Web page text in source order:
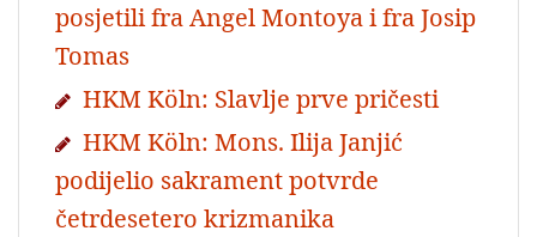
posjetili fra Angel Montoya i fra Josip
Tomas
HKM Köln: Slavlje prve pričesti
HKM Köln: Mons. Ilija Janjić
podijelio sakrament potvrde
četrdesetero krizmanika